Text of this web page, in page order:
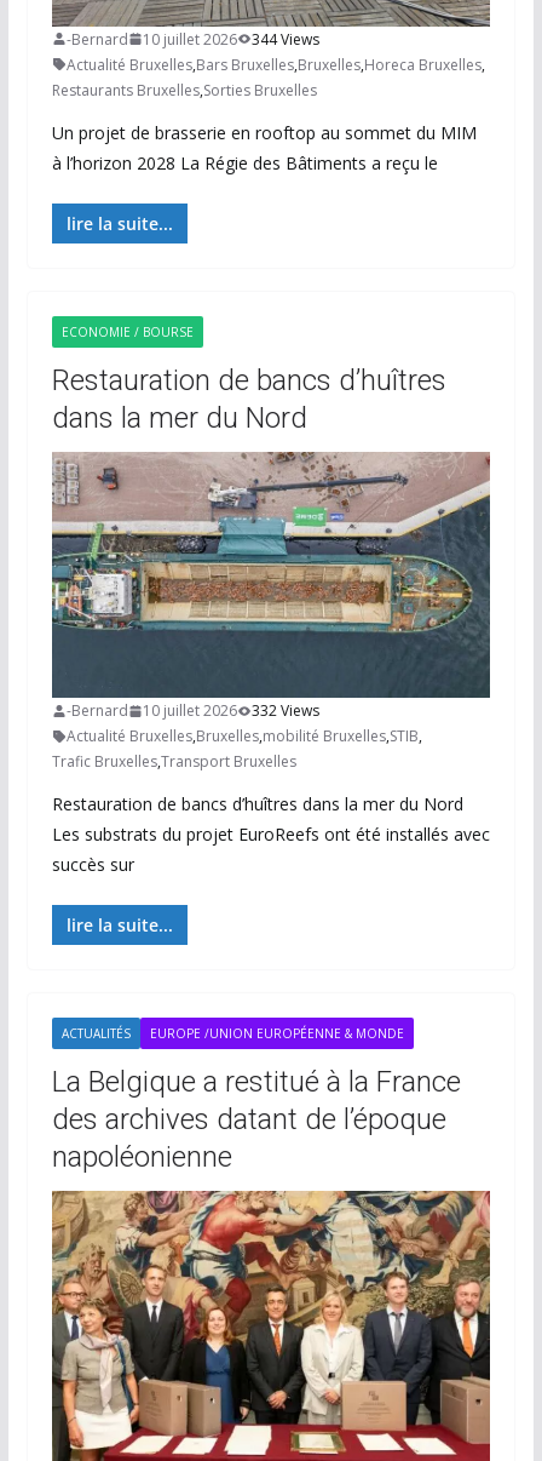
-Bernard 10 juillet 2026
344 Views
Actualité Bruxelles,Bars Bruxelles,Bruxelles,Horeca Bruxelles,
Restaurants Bruxelles,Sorties Bruxelles
Un projet de brasserie en rooftop au sommet du MIM
à l’horizon 2028 La Régie des Bâtiments a reçu le
lire la suite...
ECONOMIE / BOURSE
Restauration de bancs d’huîtres
dans la mer du Nord
-Bernard 10 juillet 2026
332 Views
Actualité Bruxelles,Bruxelles,mobilité Bruxelles,STIB,
Trafic Bruxelles,Transport Bruxelles
Restauration de bancs d’huîtres dans la mer du Nord
Les substrats du projet EuroReefs ont été installés avec
succès sur
lire la suite...
ACTUALITÉS EUROPE /UNION EUROPÉENNE & MONDE
La Belgique a restitué à la France
des archives datant de l’époque
napoléonienne